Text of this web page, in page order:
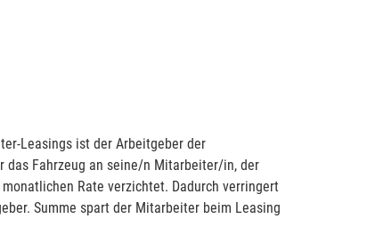
Leasings ist der Arbeitgeber der
das Fahrzeug an seine/n Mitarbeiter/in, der
Rate verzichtet. Dadurch verringert
Summe spart der Mitarbeiter beim Leasing